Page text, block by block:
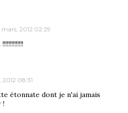
mars, 2012 02:29
2012 08:31
étonnate dont je n'ai jamais
!